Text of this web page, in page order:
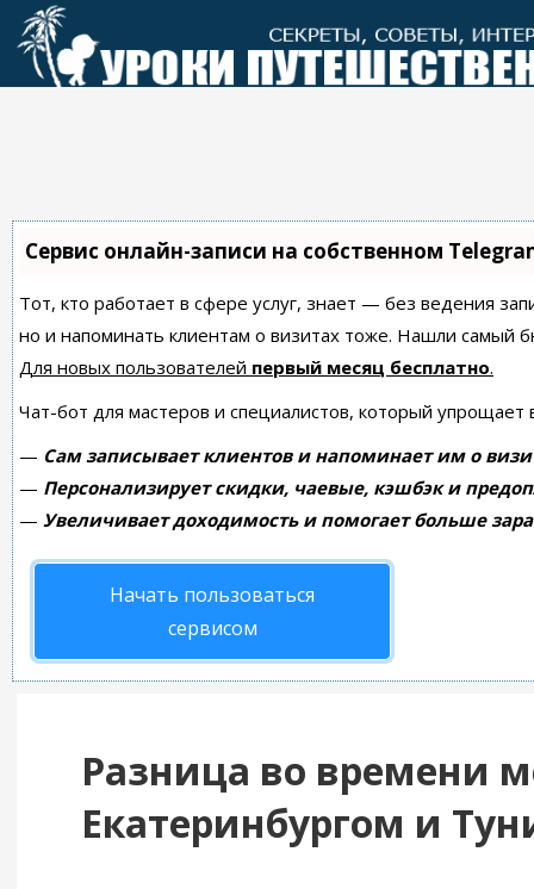
Перейти
контенту
Сервис онлайн-записи на собственном
Тот, кто работает в сфере услуг, знает — без ведения
но и напоминать клиентам о визитах тоже. Нашли самый
Для новых пользователей первый месяц бесплатно.
Чат-бот для мастеров и специалистов, который упрощает
— Сам записывает клиентов и напоминает им о
— Персонализирует скидки, чаевые, кэшбэк и
— Увеличивает доходимость и помогает больше
Начать пользоваться
сервисом
Разница во времени
Екатеринбургом и